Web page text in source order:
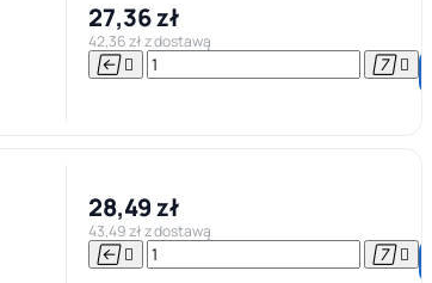
27,36 zł
42,36 zł z dostawą
   
28,49 zł
43,49 zł z dostawą
   